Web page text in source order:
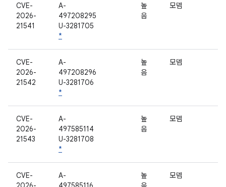
CVE-
2026-
21541
A-
497208295
U-3281705
*
높
음
모뎀
CVE-
2026-
21542
A-
497208296
U-3281706
*
높
음
모뎀
CVE-
2026-
21543
A-
497585114
U-3281708
*
높
음
모뎀
CVE-
A-
높
모뎀